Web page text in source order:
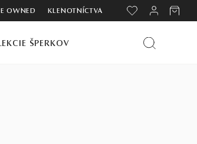
OWNED KLENOTNÍCTVA
ŠPERKOV